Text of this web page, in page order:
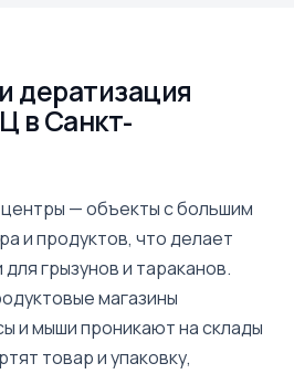
дератизация
в Санкт-
— объекты с большим
и продуктов, что делает
грызунов и тараканов.
магазины
и мыши проникают на склады
товар и упаковку,